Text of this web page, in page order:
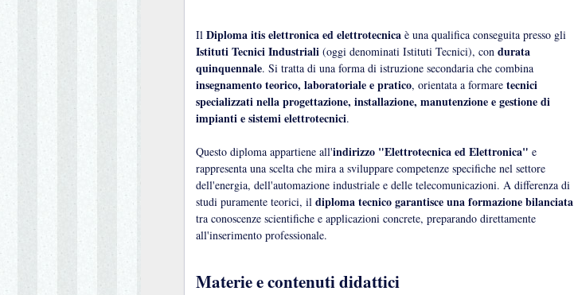
Il Diploma itis elettronica ed elettrotecnica è una qualifica conseguita presso gli
Istituti Tecnici Industriali (oggi denominati Istituti Tecnici), con durata
quinquennale. Si tratta di una forma di istruzione secondaria che combina
insegnamento teorico, laboratoriale e pratico, orientata a formare tecnici
specializzati nella progettazione, installazione, manutenzione e gestione di
impianti e sistemi elettrotecnici.
Questo diploma appartiene all'indirizzo "Elettrotecnica ed Elettronica" e
rappresenta una scelta che mira a sviluppare competenze specifiche nel settore
dell'energia, dell'automazione industriale e delle telecomunicazioni. A differenza di
studi puramente teorici, il diploma tecnico garantisce una formazione bilanciata
tra conoscenze scientifiche e applicazioni concrete, preparando direttamente
all'inserimento professionale.
Materie e contenuti didattici